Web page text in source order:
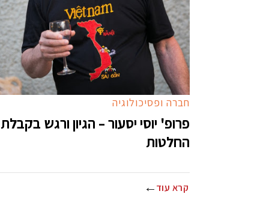
חברה ופסיכולוגיה
פרופ' יוסי יסעור – הגיון ורגש בקבלת
החלטות
קרא עוד